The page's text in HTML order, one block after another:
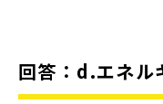
回答：d.エネル